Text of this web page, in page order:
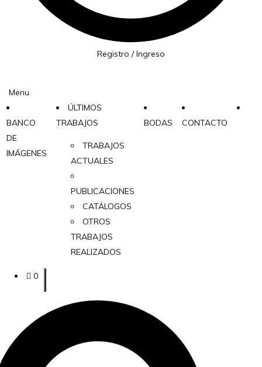
Registro / Ingreso
Menu
BANCO
DE
IMÁGENES
ÚLTIMOS
TRABAJOS
TRABAJOS
ACTUALES
PUBLICACIONES
CATÁLOGOS
OTROS
TRABAJOS
REALIZADOS
BODAS CONTACTO
0